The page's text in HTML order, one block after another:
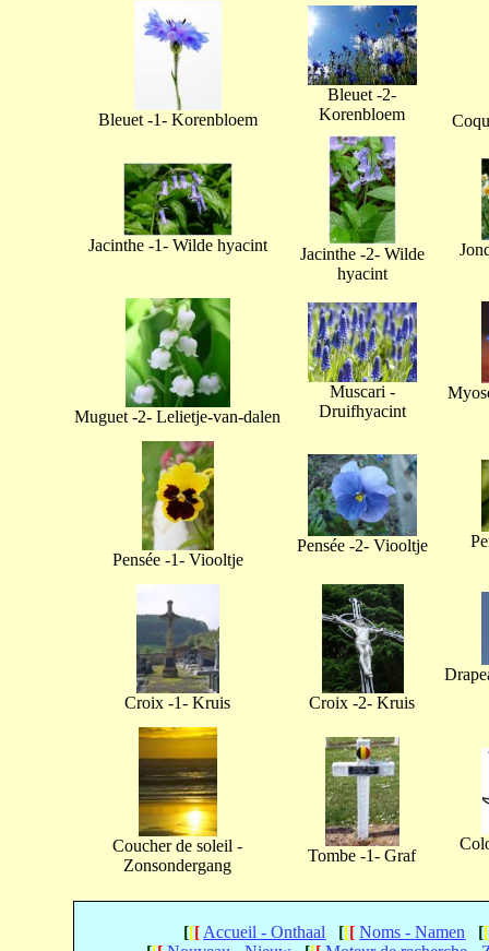
Bleuet -1- Korenbloem
Bleuet -2-
Korenbloem
Jacinthe -1- Wilde hyacint
Jacinthe -2- Wilde
hyacint
Muguet -2- Lelietje-van-dalen
Muscari -
Druifhyacint
Pensée -1- Viooltje
Pensée -2- Viooltje
Croix -1- Kruis Croix -2- Kruis
Coucher de soleil -
Zonsondergang
Tombe -1- Graf
[[[ Accueil - Onthaal [[[ Noms - Namen [[